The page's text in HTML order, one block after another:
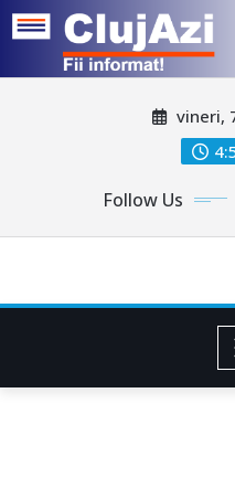
vineri,
Follow Us